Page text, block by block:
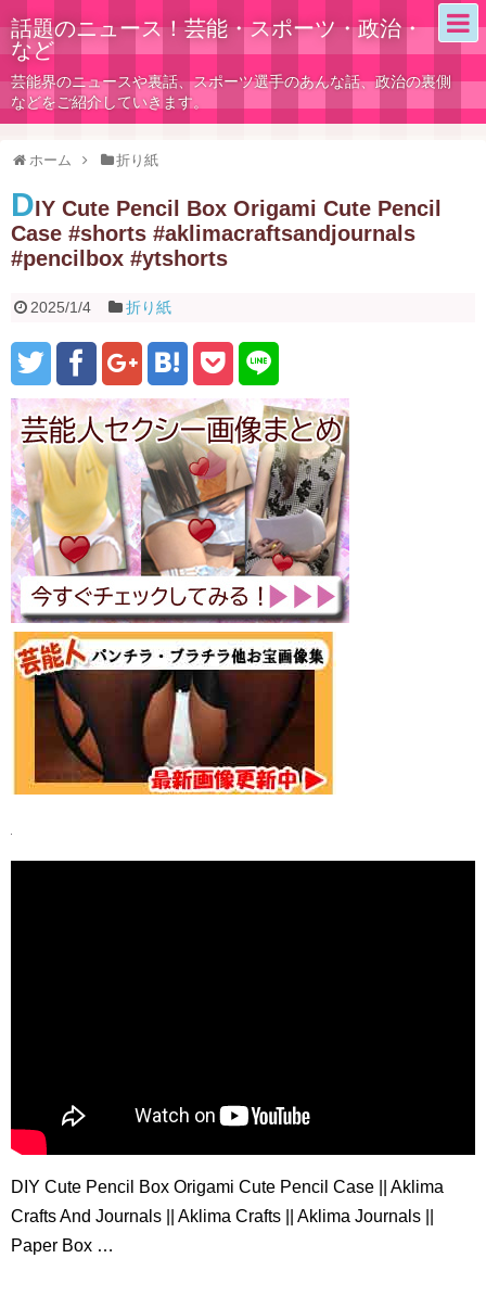
話題のニュース！芸能・スポーツ・政治・
など
芸能界のニュースや裏話、スポーツ選手のあんな話、政治の裏側
などをご紹介していきます。
ホーム 折り紙
DIY Cute Pencil Box Origami Cute Pencil
Case #shorts #aklimacraftsandjournals
#pencilbox #ytshorts
2025/1/4 折り紙
DIY Cute Pencil Box Origami Cute Pencil Case || Aklima
Crafts And Journals || Aklima Crafts || Aklima Journals ||
Paper Box …